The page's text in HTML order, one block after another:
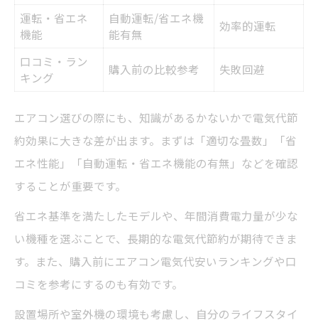
運転・省エネ
機能
自動運転/省エネ機
能有無
効率的運転
口コミ・ラン
キング
購入前の比較参考 失敗回避
エアコン選びの際にも、知識があるかないかで電気代節
約効果に大きな差が出ます。まずは「適切な畳数」「省
エネ性能」「自動運転・省エネ機能の有無」などを確認
することが重要です。
省エネ基準を満たしたモデルや、年間消費電力量が少な
い機種を選ぶことで、長期的な電気代節約が期待できま
す。また、購入前にエアコン電気代安いランキングや口
コミを参考にするのも有効です。
設置場所や室外機の環境も考慮し、自分のライフスタイ